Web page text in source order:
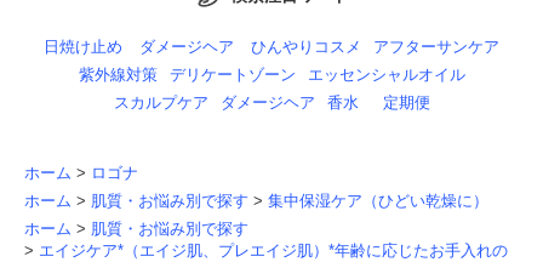
日焼け止め ダメージヘア ひんやりコスメ
アフターサンケア
紫外線対策
デリケートゾーン
エッセンシャルオイル
スカルプケア
ダメージヘア 香水 定期便
ホーム > ロゴナ
ホーム > 肌質・お悩み別で探す > 集中保湿ケア（ひどい乾燥に）
ホーム > 肌質・お悩み別で探す
> エイジケア*（エイジ肌、プレエイジ肌）*年齢に応じたお手入れの